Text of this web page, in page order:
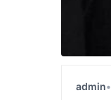
admin•